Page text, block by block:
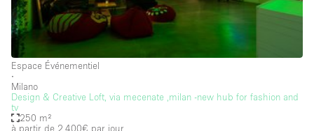
Presentoir Vitrine
Rooftop / Terrasse
Réserve
Smoking Area
Espace Événementiel
∙
Milano
Design & Creative Loft, via mecenate ,milan -new hub for fashion and
tv
250 m²
à partir de 2.400€ par jour